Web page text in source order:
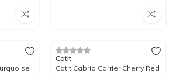
%20İndirim
Catit
Catit Cabrio Carrier Cherry Red